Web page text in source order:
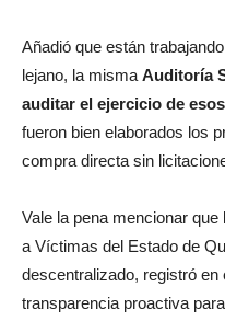
Añadió que están
lejano, la misma Auditoría
auditar el ejercicio de
fueron bien elaborados los
compra directa sin
Vale la pena mencionar
a Víctimas del Estado de
descentralizado, registró
transparencia proactiva